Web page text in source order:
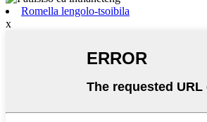
Romella lengolo-tsoibila
x